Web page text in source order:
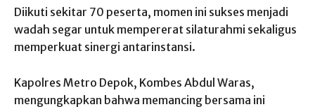
Diikuti sekitar 70 peserta, momen ini sukses menjadi
wadah segar untuk mempererat silaturahmi sekaligus
memperkuat sinergi antarinstansi.
Kapolres Metro Depok, Kombes Abdul Waras,
mengungkapkan bahwa memancing bersama ini